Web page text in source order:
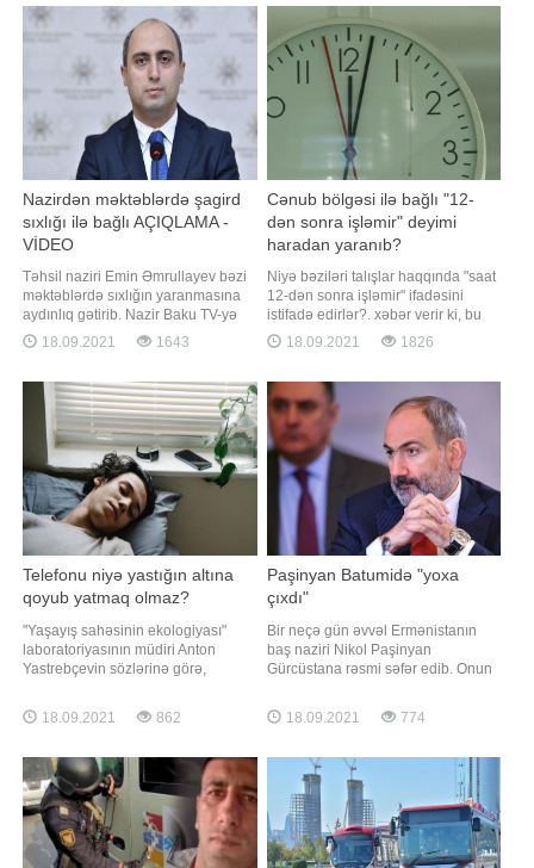
Nazirdən məktəblərdə şagird
sıxlığı ilə bağlı AÇIQLAMA -
VİDEO
Təhsil naziri Emin Əmrullayev bəzi
məktəblərdə sıxlığın yaranmasına
aydınlıq gətirib. Nazir Baku TV-yə
eksklüziv müsahibəsində bildirib ki,
Azərbaycanda valideynə övladı
seçmək hüququ verilib:. "Valideyn
elektron qeydiyyatdan keçdikdən
sonra bütün sinifləri sistemd
18.09.2021 1643
Cənub bölgəsi ilə bağlı "12-
dən sonra işləmir" deyimi
haradan yaranıb?
Niyə bəziləri talışlar haqqında "saat
12-dən sonra işləmir" ifadəsini
istifadə edirlər?. xəbər verir ki, bu
barədə aparıcı, nitq təlimçisi Cəlalə
Nəzəroğlu sosial şəbəkədə
deyim talışların fiziki işlərinə görə
yaranıb:. "Çox təəssüf ki, bizdə
bəziləri insanlar
18.09.2021 1826
Telefonu niyə yastığın altına
qoyub yatmaq olmaz?
"Yaşayış sahəsinin ekologiyası"
laboratoriyasının müdiri Anton
Yastrebçevin sözlərinə görə,
yatmaq olmaz. -a istinadən xəbər
verir ki, ekspert səbəb kimi
bəzən artdığını bildirib. "Nəzərə
almaq lazımdır ki, telefonları
18.09.2021 862
Paşinyan Batumidə "yoxa
çıxdı"
Bir neçə gün əvvəl Ermənistanın
baş naziri Nikol Paşinyan
Gürcüstana rəsmi səfər edib. Onun
Rəsmi məlumata görə, onunla
Gürcüstanın baş naziri arasında
səfər Ermənistan cəmiyyətinin
əhəmiyyətli bir hissəsi və xüsusən
də bəzi Rusiy
18.09.2021 774